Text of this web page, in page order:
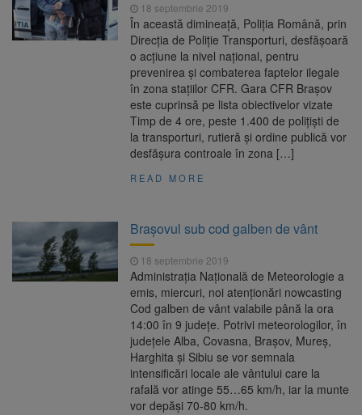
18 septembrie 2019
În această dimineaţă, Poliţia Română, prin
Direcţia de Poliţie Transporturi, desfăşoară
o acţiune la nivel naţional, pentru
prevenirea şi combaterea faptelor ilegale
în zona staţiilor CFR. Gara CFR Brașov
este cuprinsă pe lista obiectivelor vizate
Timp de 4 ore, peste 1.400 de poliţişti de
la transporturi, rutieră şi ordine publică vor
desfăşura controale în zona […]
READ MORE
Brașovul sub cod galben de vânt
18 septembrie 2019
Administraţia Naţională de Meteorologie a
emis, miercuri, noi atenţionări nowcasting
Cod galben de vânt valabile până la ora
14:00 în 9 judeţe. Potrivi meteorologilor, în
judeţele Alba, Covasna, Braşov, Mureş,
Harghita şi Sibiu se vor semnala
intensificări locale ale vântului care la
rafală vor atinge 55…65 km/h, iar la munte
vor depăşi 70-80 km/h.